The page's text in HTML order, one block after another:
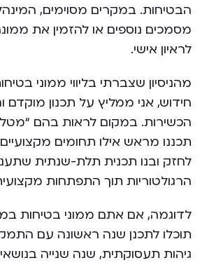
הבטיחות. במקרים מסוימים,
מסמכים נוספים או להזמין את
לראיון אישי.
מהניסיון שצברתי בליווי ממוני
חידוש, אני ממליץ על תכנון מוקדם
הכשירות. במקום לראות בהם
תכננו מראש אילו תחומים
לחזק ובנו תכנית תלת-שנתית
הרגולטוריות תוך התפתחות
לדוגמה, אם אתם ממוני בטיחות
תוכלו לתכנן שנה ראשונה עם
גיהות תעסוקתית, שנה שנייה